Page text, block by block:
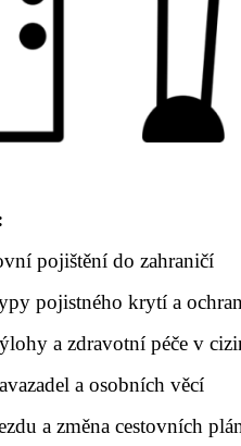
pojištění do zahraničí
pojistného krytí a
a zdravotní péče v
a osobních věcí
a změna cestovních